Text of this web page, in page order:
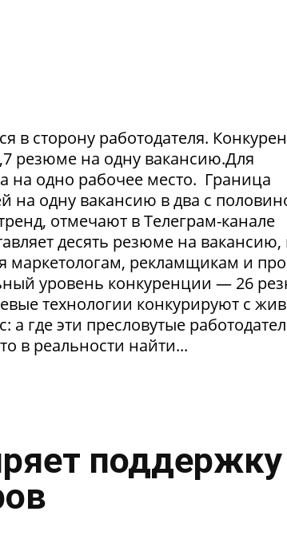
в сторону работодателя.
резюме на одну вакансию.Для
на одно рабочее место. Граница
на одну вакансию в два с
отмечают в Телеграм-канале
десять резюме на вакансию,
маркетологам, рекламщикам и
уровень конкуренции — 26
технологии конкурируют с
где эти пресловутые
в реальности найти...
поддержку